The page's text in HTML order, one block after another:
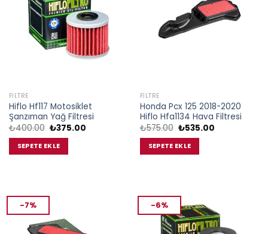
FILTRE
Hiflo Hf117 Motosiklet
Şanzıman Yağ Filtresi
₺400.00 Orijinal
₺400.00.
₺375.00Şu
SEPETE EKLE
FILTRE
Honda Pcx 125 2018-2020
Hiflo Hfa1134 Hava Filtresi
₺575.00 Orijinal
₺575.00.
₺535.00Şu
SEPETE EKLE
-7% -6%